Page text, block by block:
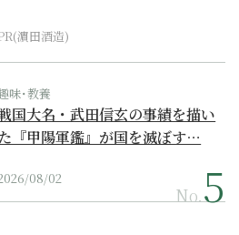
濵田酒造)
味･教養
国大名・武田信玄の事績を描い
『甲陽軍鑑』が国を滅ぼす…
08/02
No.